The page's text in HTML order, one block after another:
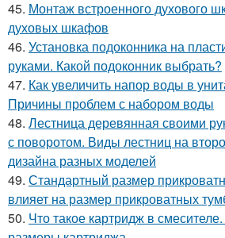
45. Монтаж встроенного духового
духовых шкафов
46. Установка подоконника на
руками. Какой подоконник выбрать?
47. Как увеличить напор воды в
Причины проблем с набором воды
48. Лестница деревянная своими
с поворотом. Виды лестниц на
дизайна разных моделей
49. Стандартный размер
влияет на размер прикроватных
50. Что такое картридж в